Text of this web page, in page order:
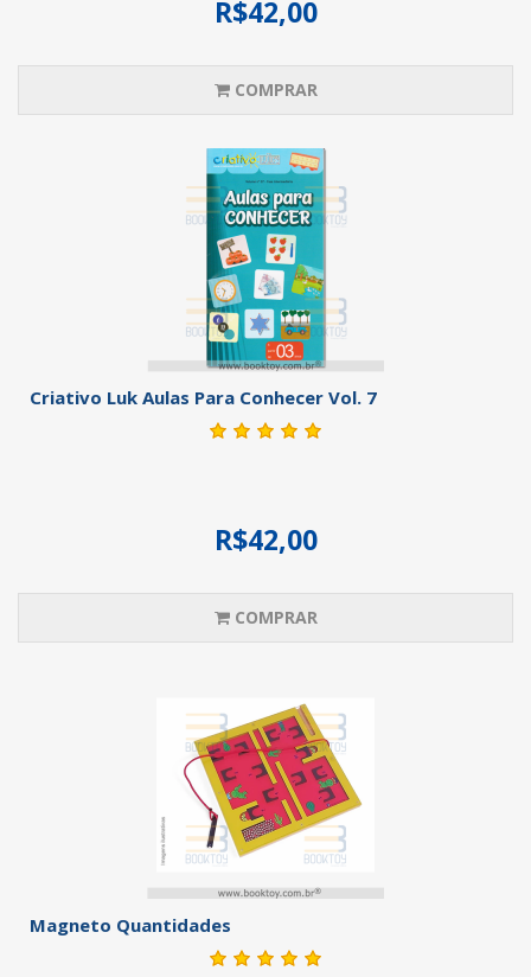
R$42,00
COMPRAR
Criativo Luk Aulas Para Conhecer Vol. 7
R$42,00
COMPRAR
Magneto Quantidades